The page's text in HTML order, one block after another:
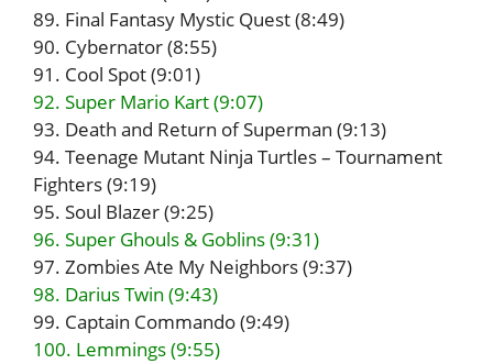
89. Final Fantasy Mystic Quest (8:49)
90. Cybernator (8:55)
91. Cool Spot (9:01)
92. Super Mario Kart (9:07)
93. Death and Return of Superman (9:13)
94. Teenage Mutant Ninja Turtles – Tournament
Fighters (9:19)
95. Soul Blazer (9:25)
96. Super Ghouls & Goblins (9:31)
97. Zombies Ate My Neighbors (9:37)
98. Darius Twin (9:43)
99. Captain Commando (9:49)
100. Lemmings (9:55)